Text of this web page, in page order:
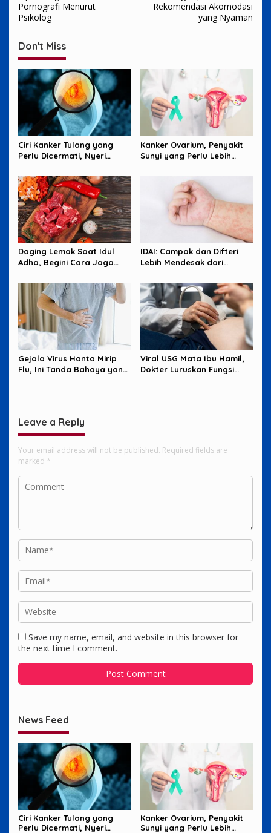
Pornografi Menurut
Psikolog
Rekomendasi Akomodasi
yang Nyaman
Don't Miss
Ciri Kanker Tulang yang
Perlu Dicermati, Nyeri
Kanker Ovarium, Penyakit
Sunyi yang Perlu Lebih
Daging Lemak Saat Idul
Adha, Begini Cara Jaga
IDAI: Campak dan Difteri
Lebih Mendesak dari
Gejala Virus Hanta Mirip
Flu, Ini Tanda Bahaya yang
Viral USG Mata Ibu Hamil,
Dokter Luruskan Fungsi
Leave a Reply
Your email address will not be published. Required fields are
marked *
Save my name, email, and website in this browser for
the next time I comment.
News Feed
Ciri Kanker Tulang yang
Perlu Dicermati, Nyeri
Kanker Ovarium, Penyakit
Sunyi yang Perlu Lebih